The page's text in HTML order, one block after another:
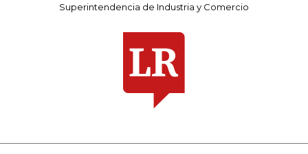
Superintendencia de Industria y Comercio